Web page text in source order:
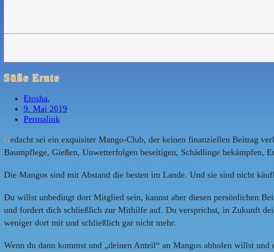
Süße Ernte
Etosha,
9. Mai 2019
Permalink
Gedacht sei ein exquisiter Mango-Club, der keinen finanziellen Beitrag
Baumpflege, Gießen, Unwetterfolgen beseitigen, Schädlinge bekämpfen,
Die Mangos sind mit Abstand die besten im Lande. Und sie sind nicht
Du willst unbedingt dort Mitglied sein, kannst aber diesen persönlichen
und fordert dich schließlich zur Mithilfe auf. Du versprichst, in Zukunft
weniger dort mit und schließlich gar nicht mehr.
Wenn du dann kommst und „deinen Anteil“ an Mangos abholen willst